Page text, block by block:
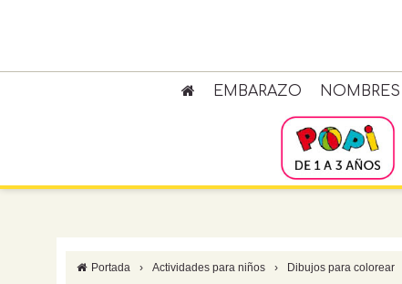
EMBARAZO NOMBRES
Portada › Actividades para niños › Dibujos para colorear